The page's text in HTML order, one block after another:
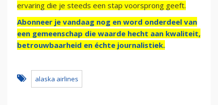
ervaring die je steeds een stap voorsprong geeft.
Abonneer je vandaag nog en word onderdeel van
een gemeenschap die waarde hecht aan kwaliteit,
betrouwbaarheid en échte journalistiek.
alaska airlines